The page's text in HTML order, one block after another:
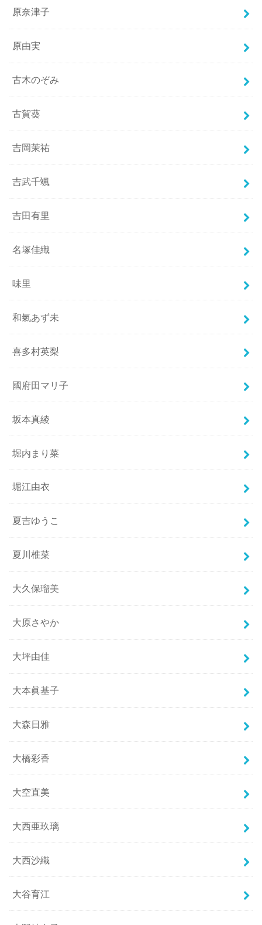
原奈津子
原由実
古木のぞみ
古賀葵
吉岡茉祐
吉武千颯
吉田有里
名塚佳織
味里
和氣あず未
喜多村英梨
國府田マリ子
坂本真綾
堀内まり菜
堀江由衣
夏吉ゆうこ
夏川椎菜
大久保瑠美
大原さやか
大坪由佳
大本眞基子
大森日雅
大橋彩香
大空直美
大西亜玖璃
大西沙織
大谷育江